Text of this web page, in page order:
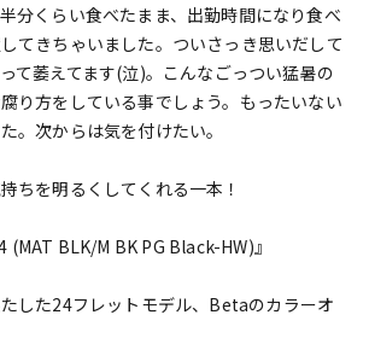
分くらい食べたまま、出勤時間になり食べ
てきちゃいました。ついさっき思いだして
て萎えてます(泣)。こんなごっつい猛暑の
り方をしている事でしょう。もったいない
。次からは気を付けたい。
ちを明るくしてくれる一本！
(MAT BLK/M BK PG Black-HW)』
した24フレットモデル、Betaのカラーオ